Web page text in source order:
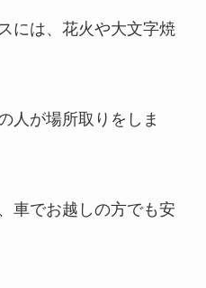
には、花火や大文字焼
人が場所取りをしま
車でお越しの方でも安